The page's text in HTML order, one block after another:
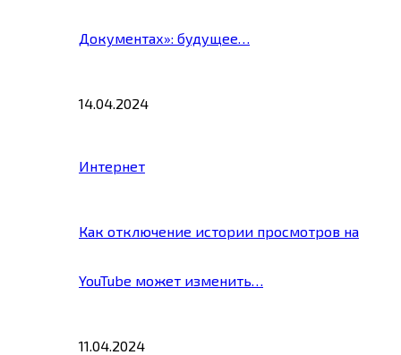
Документах»: будущее…
14.04.2024
Интернет
Как отключение истории просмотров на
YouTube может изменить…
11.04.2024